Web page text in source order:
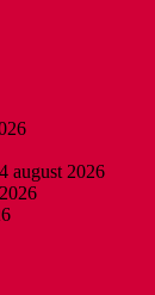
4 august 2026